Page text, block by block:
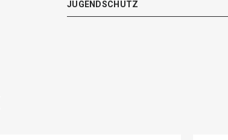
JUGENDSCHUTZ